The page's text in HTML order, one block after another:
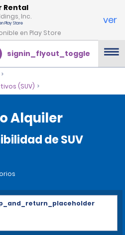
Rental
Inc.
en Play Store
ver
signin_flyout_toggle
(SUV)
Alquiler
de SUV